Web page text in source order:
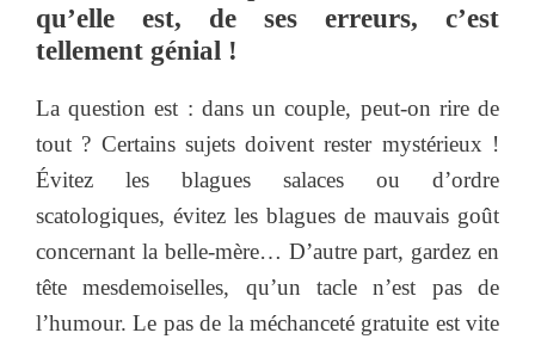
qu’elle est, de ses erreurs, c’est
tellement génial !
La question est : dans un couple, peut-on rire de
tout ? Certains sujets doivent rester mystérieux !
Évitez les blagues salaces ou d’ordre
scatologiques, évitez les blagues de mauvais goût
concernant la belle-mère… D’autre part, gardez en
tête mesdemoiselles, qu’un tacle n’est pas de
l’humour. Le pas de la méchanceté gratuite est vite